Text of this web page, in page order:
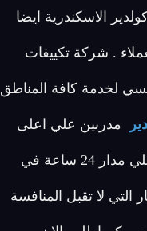
الاسكندرية ايضا
. شركة تكييفات
لخدمة كافة المناطق
مدربين علي اعلى
مستوى لدينا في اصلاح تكييفات كولدير الاسكندرية فريق مخصص للرد علي كافة اسئلتكم علي مدار 24 ساعة في
لا تقبل المنافسة